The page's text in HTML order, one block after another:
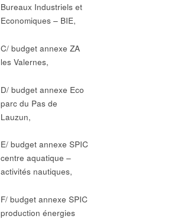
Bureaux Industriels et
Economiques – BIE,
C/ budget annexe ZA
les Valernes,
D/ budget annexe Eco
parc du Pas de
Lauzun,
E/ budget annexe SPIC
centre aquatique –
activités nautiques,
F/ budget annexe SPIC
production énergies